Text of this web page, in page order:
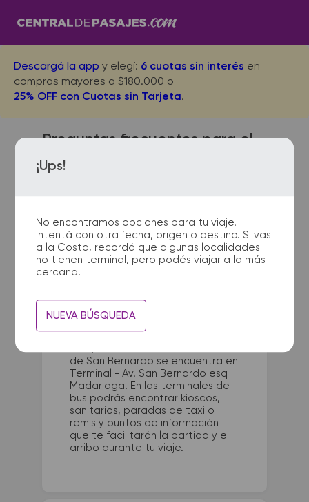
Descargá la app y elegí: 6 cuotas sin interés en
compras mayores a $180.000 o
25% OFF con Cuotas sin Tarjeta.
¡Ups!
No encontramos opciones para tu viaje.
Intentá con otra fecha, origen o destino. Si vas
a la Costa, recordá que algunas localidades
no tienen terminal, pero podés viajar a la más
cercana.
NUEVA BÚSQUEDA
Preguntas frecuentes para el
viaje desde Lujan a San
Bernardo
¿Dónde quedan las
terminales de micro de Lujan
a San Bernardo?
La terminal de ómnibus de Lujan
de San Bernardo se encuentra en
Terminal - Av. San Bernardo esq
Madariaga. En las terminales de
bus podrás encontrar kioscos,
sanitarios, paradas de taxi o
remis y puntos de información
que te facilitarán la partida y el
arribo durante tu viaje.